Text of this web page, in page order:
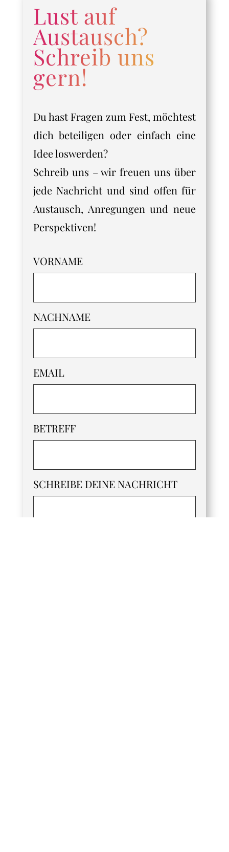
Lust auf
Austausch?
Schreib uns
gern!
Du hast Fragen zum Fest, möchtest
dich beteiligen oder einfach eine
Idee loswerden?
Schreib uns – wir freuen uns über
jede Nachricht und sind offen für
Austausch, Anregungen und neue
Perspektiven!
VORNAME
NACHNAME
EMAIL
BETREFF
SCHREIBE DEINE NACHRICHT